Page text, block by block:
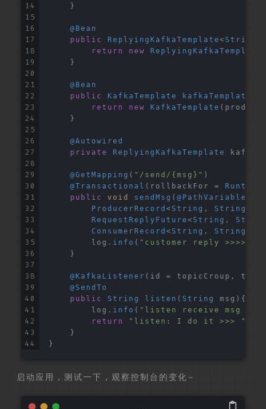
}
@Bean
public
ReplyingKafkaTemplate< String
return
new ReplyingKafkaTemplate
}
@Bean
public
KafkaTemplate kafkaTemplate
return
new KafkaTemplate
}
@Autowired
private
ReplyingKafkaTemplate
@GetMapping ( "/send/{msg}" )
@Transactional (rollbackFor =
public
void sendMsg ( @PathVariable
ProducerRecord < String , String
RequestReplyFuture< String ,
ConsumerRecord < String , String
log. info ( "customer reply >>>>
}
@KafkaListener (id = topicCroup,
@SendTo
public
String listen ( String msg ){
log. info ( "listen receive msg
return
"listen: I do it >>> "
}
}
启动应用，测试一下，观察控制台的变化~